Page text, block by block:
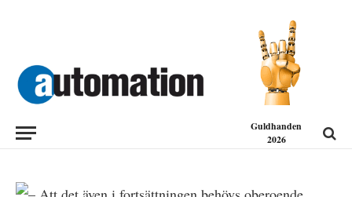
Guldhanden
2026
Hej då och tack för mig!